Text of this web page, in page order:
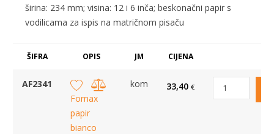
širina: 234 mm; visina: 12 i 6 inča; beskonačni papir s
vodilicama za ispis na matričnom pisaču
ŠIFRA OPIS JM CIJENA
AF2341
Fornax
papir
bianco
kom 33,40 €